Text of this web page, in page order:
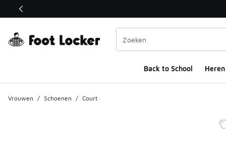
Deze link wordt geopend in een nieuw venster
Back to School Heren
Vrouwen / Schoenen / Court